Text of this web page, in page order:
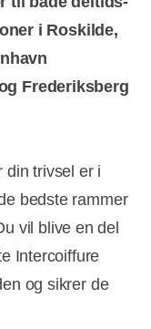
i Roskilde,
Frederiksberg
din trivsel er i
bedste rammer
vil blive en del
Intercoiffure
og sikrer de